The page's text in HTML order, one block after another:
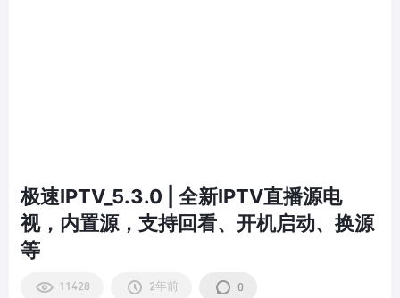
极速IPTV_5.3.0 | 全新IPTV直播源电
视，内置源，支持回看、开机启动、换源
等
11428 2年前 0